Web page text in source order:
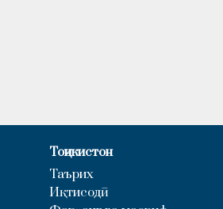
Тоҷикистон
Таърих
Иқтисодӣ